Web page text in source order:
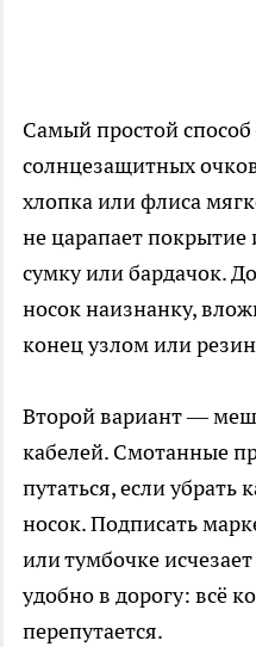
Самый простой
солнцезащитных
хлопка или флиса
не царапает покрытие
сумку или бардачок.
носок наизнанку,
конец узлом или
Второй вариант —
кабелей. Смотанные
путаться, если
носок. Подписать
или тумбочке
удобно в дорогу: всё
перепутается.